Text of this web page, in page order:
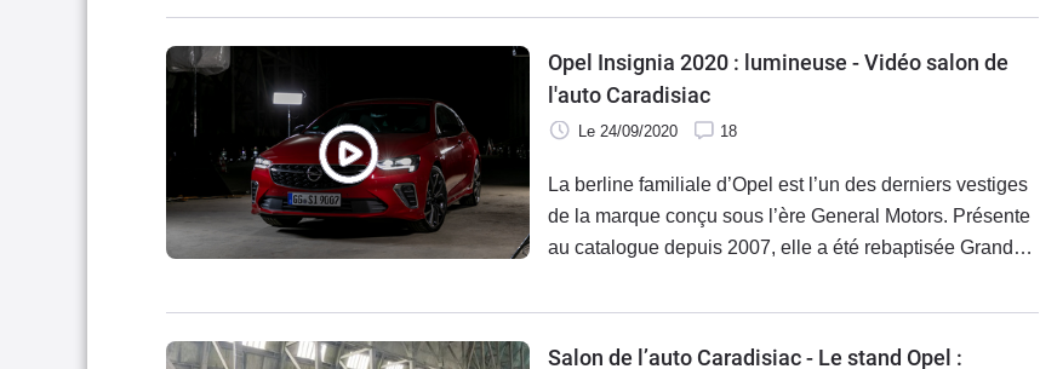
depuis la mode des SUV. Mais la plupart des marques
restylent les modèles existants, même lorsqu'ils sont
voués à disparaître. Alors parmi les propositions sur le
marché, laquelle faut-il choisir ? Les réponses de nos
journalistes.
Opel Insignia 2020 : lumineuse - Vidéo salon de
l'auto Caradisiac
Le 24/09/2020 18
La berline familiale d’Opel est l’un des derniers vestiges
de la marque conçu sous l’ère General Motors. Présente
au catalogue depuis 2007, elle a été rebaptisée Grand
connaître de l’Opel Insignia exposée à l'occasion de
Salon de l’auto Caradisiac - Le stand Opel :